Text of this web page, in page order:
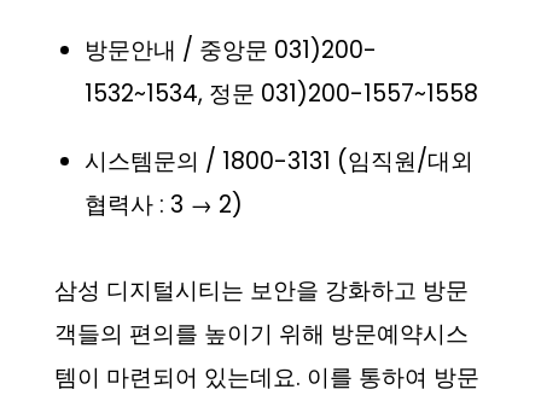
방문안내 / 중앙문 031)200-
1532~1534, 정문 031)200-1557~1558
시스템문의 / 1800-3131 (임직원/대외
협력사 : 3 → 2)
삼성 디지털시티는 보안을 강화하고 방문
객들의 편의를 높이기 위해 방문예약시스
템이 마련되어 있는데요. 이를 통하여 방문